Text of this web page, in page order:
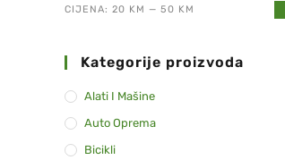
CIJENA: 20 KM — 50 KM
Kategorije proizvoda
Alati I Mašine
Auto Oprema
Bicikli